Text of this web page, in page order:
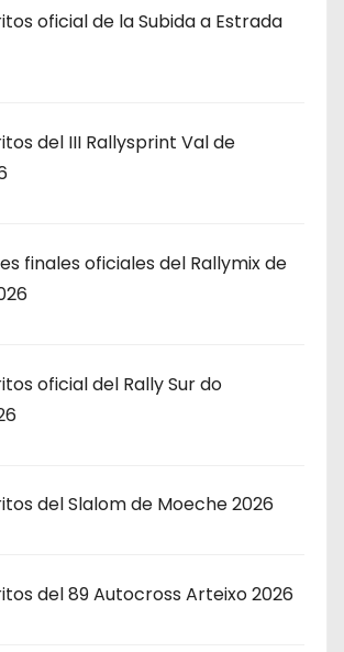
oficial de la Subida a Estrada
del III Rallysprint Val de
finales oficiales del Rallymix de
oficial del Rally Sur do
del Slalom de Moeche 2026
del 89 Autocross Arteixo 2026